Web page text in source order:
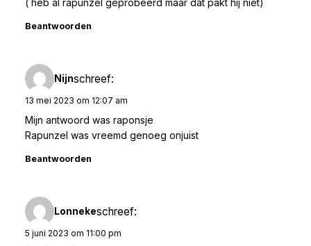
( heb al rapunzel geprobeerd maar dat pakt hij niet)
Beantwoorden
Nijnschreef:
13 mei 2023 om 12:07 am
Mijn antwoord was raponsje
Rapunzel was vreemd genoeg onjuist
Beantwoorden
Lonnekeschreef:
5 juni 2023 om 11:00 pm